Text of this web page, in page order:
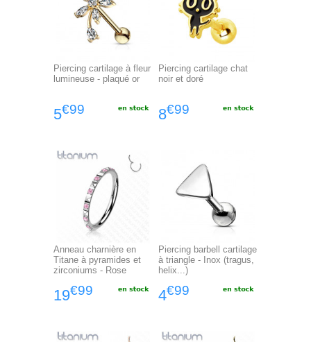
Piercing cartilage à fleur
lumineuse - plaqué or
5€99
Piercing cartilage chat
noir et doré
8€99
Anneau charnière en
Titane à pyramides et
zirconiums - Rose
19€99
Piercing barbell cartilage
à triangle - Inox (tragus,
helix...)
4€99